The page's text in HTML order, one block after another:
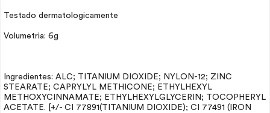
Testado dermatologicamente
Volumetria: 6g
Ingredientes: ALC; TITANIUM DIOXIDE; NYLON-12; ZINC
STEARATE; CAPRYLYL METHICONE; ETHYLHEXYL
METHOXYCINNAMATE; ETHYLHEXYLGLYCERIN; TOCOPHERYL
ACETATE. [+/- CI 77891(TITANIUM DIOXIDE); CI 77491 (IRON